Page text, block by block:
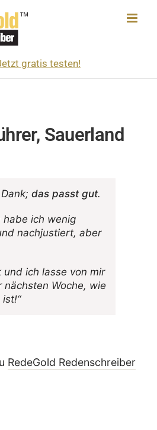
gratis testen!
Sauerland
das passt gut.
habe ich wenig
nach­jus­tiert, aber
und ich lasse von mir
nächsten Woche, wie
RedeGold Reden­schreiber